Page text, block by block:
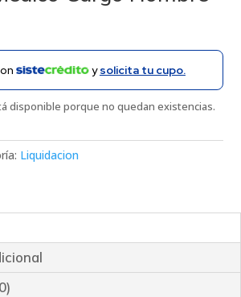
ysolicita tu cupo.
disponible porque no quedan existencias.
Liquidacion